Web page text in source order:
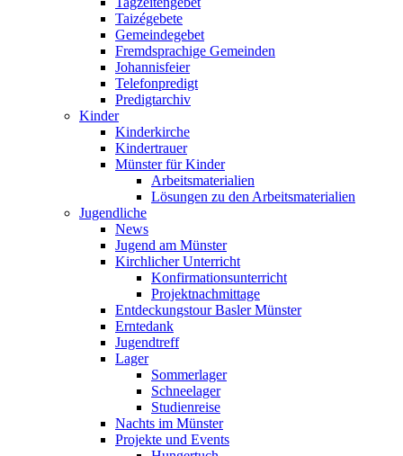
Taizégebete
Gemeindegebet
Fremdsprachige Gemeinden
Johannisfeier
Telefonpredigt
Predigtarchiv
Kinder
Kinderkirche
Kindertrauer
Münster für Kinder
Arbeitsmaterialien
Lösungen zu den Arbeitsmaterialien
Jugendliche
News
Jugend am Münster
Kirchlicher Unterricht
Konfirmationsunterricht
Projektnachmittage
Entdeckungstour Basler Münster
Erntedank
Jugendtreff
Lager
Sommerlager
Schneelager
Studienreise
Nachts im Münster
Projekte und Events